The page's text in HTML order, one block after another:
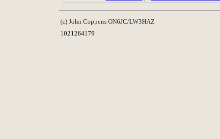
(c) John Coppens ON6JC/LW3HAZ
1021264179